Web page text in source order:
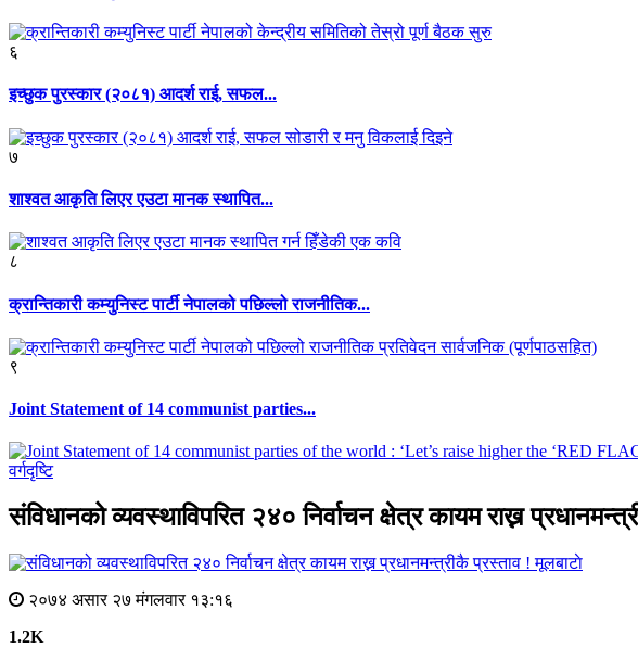
६
इच्छुक पुरस्कार (२०८१) आदर्श राई, सफल...
७
शाश्वत आकृति लिएर एउटा मानक स्थापित...
८
क्रान्तिकारी कम्युनिस्ट पार्टी नेपालको पछिल्लो राजनीतिक...
९
Joint Statement of 14 communist parties...
वर्गदृष्टि
संविधानको व्यवस्थाविपरित २४० निर्वाचन क्षेत्र कायम राख्न
मूलबाटाे
२०७४ असार २७ मंगलवार १३:१६
1.2K